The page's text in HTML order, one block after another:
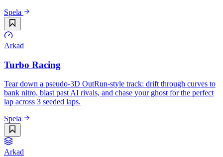
Spela
Arkad
Turbo Racing
Tear down a pseudo-3D OutRun-style track: drift through curves to
bank nitro, blast past AI rivals, and chase your ghost for the perfect
lap across 3 seeded laps.
Spela
Arkad